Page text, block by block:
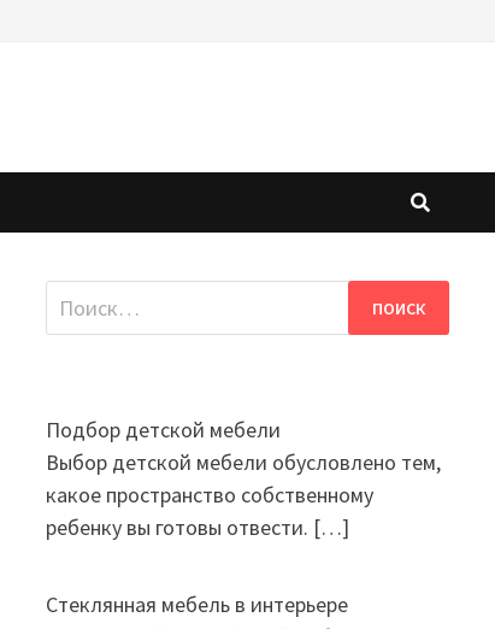
Найти:
Подбор детской мебели
Выбор детской мебели обусловлено тем,
какое пространство собственному
ребенку вы готовы отвести. […]
Стеклянная мебель в интерьере